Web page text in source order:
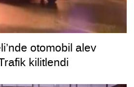
otomobil alev
kilitlendi